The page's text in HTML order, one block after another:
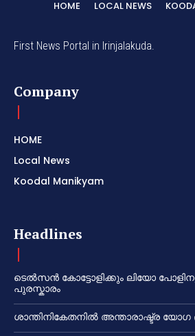
HOME LOCAL NEWS
First News Portal in Irinjalakuda.
Company
HOME
Local News
Koodal Manikyam
Headlines
ടെൽസൻ കോട്ടോളിക്കും ലിയോ
പുരസ്കാരം
ശാന്തിനികേതനിൽ അന്താരാഷ്ട്ര യോഗ